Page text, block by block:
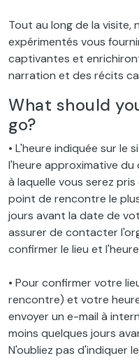
Tout au long de la
expérimentés vous
captivantes et
narration et des récits
What should
go?
• L'heure indiquée sur le
l'heure approximative
à laquelle vous serez
point de rencontre le
jours avant la date de
assurer de contacter
confirmer le lieu et
• Pour confirmer votre
rencontre) et votre
envoyer un e-mail à
moins quelques jours
N'oubliez pas d'indiquer